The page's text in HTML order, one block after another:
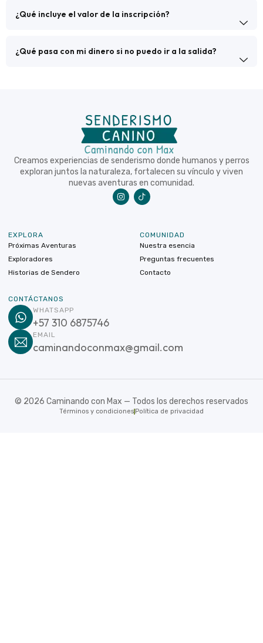
¿Qué incluye el valor de la inscripción?
¿Qué pasa con mi dinero si no puedo ir a la salida?
Creamos experiencias de senderismo donde humanos y perros
exploran juntos la naturaleza, fortalecen su vínculo y viven
nuevas aventuras en comunidad.
EXPLORA
Próximas Aventuras
Exploradores
Historias de Sendero
COMUNIDAD
Nuestra esencia
Preguntas frecuentes
Contacto
CONTÁCTANOS
WHATSAPP
+57 310 6875746
EMAIL
caminandoconmax@gmail.com
© 2026 Caminando con Max — Todos los derechos reservados
Términos y condiciones Política de privacidad